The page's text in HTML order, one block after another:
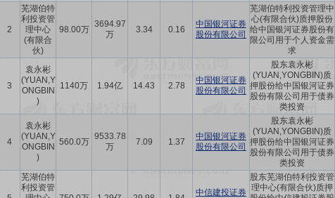
2
芜湖伯特
利投资管
理中心
(有限合
伙)
98.00万
3694.97
万
3.34 0.16
中国银河证券
股份有限公司
芜湖伯特利投资管理中
心(有限合伙)质押股份
给中国银河证券股份有
限公司用于个人资金需
求
3
袁永彬
(YUAN,Y
ONGBIN
)
1140万 1.94亿 14.43 2.78
中国银河证券
股份有限公司
股东袁永彬
(YUAN,YONGBIN)质
押股份给中国银河证券
股份有限公司用于债券
类投资
4
袁永彬
(YUAN,Y
ONGBIN
)
560.0万
9533.78
万
7.09 1.37
中国银河证券
股份有限公司
股东袁永彬
(YUAN,YONGBIN)质
押股份给中国银河证券
股份有限公司用于债券
类投资
芜湖伯特
利投资管
中信建投证券
股东芜湖伯特利投资管
理中心(有限合伙)质押